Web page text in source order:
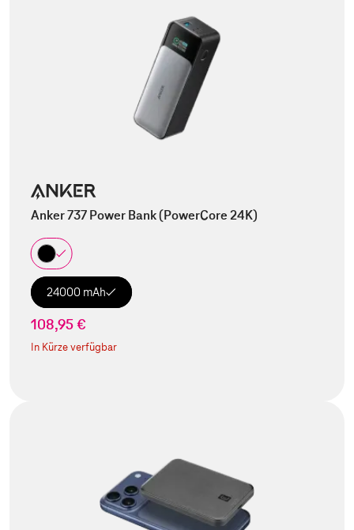
Anker 737 Power Bank (PowerCore 24K)
24000 mAh
108,95 €
In Kürze verfügbar